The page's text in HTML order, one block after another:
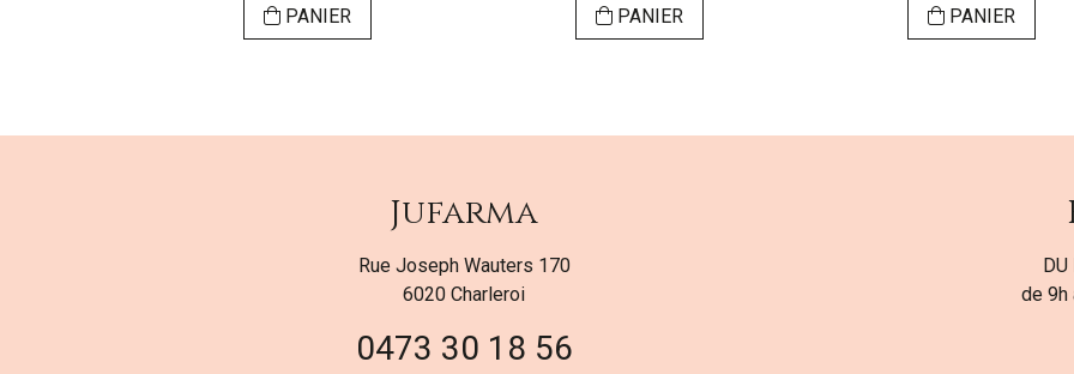
PANIER PANIER PANIER
Jufarma
Rue Joseph Wauters 170
6020 Charleroi
0473 30 18 56
DU
de 9h